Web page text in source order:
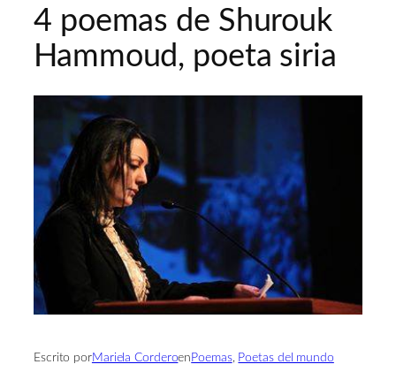
4 poemas de Shurouk
Hammoud, poeta siria
Escrito porMariela Corderoen Poemas, Poetas del mundo